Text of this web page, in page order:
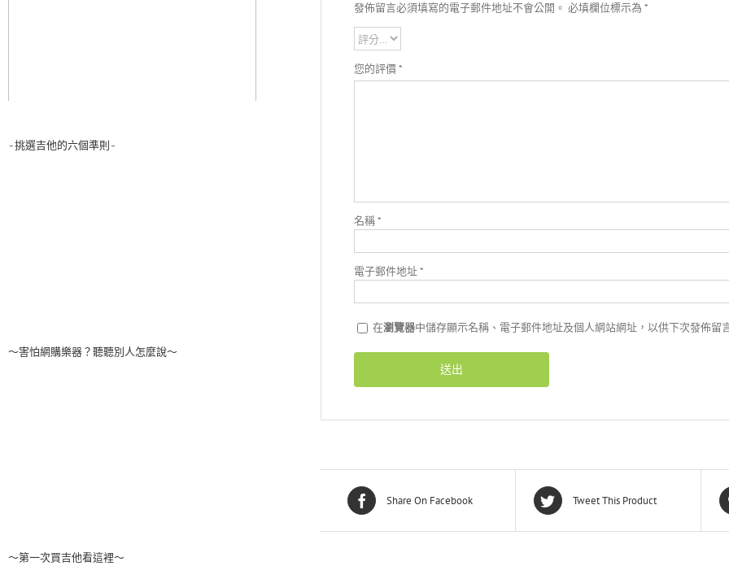
發佈留言必須填寫的電子郵件地址不會公開。 必填欄位標示為 *
您的評價*
名稱*
電子郵件地址*
在瀏覽器中儲存顯示名稱、電子郵件地址及個人網站網址，以供下次發佈留
Share On Facebook Tweet This Product
-挑選吉他的六個準則-
～害怕網購樂器？聽聽別人怎麼說～
～第一次買吉他看這裡～